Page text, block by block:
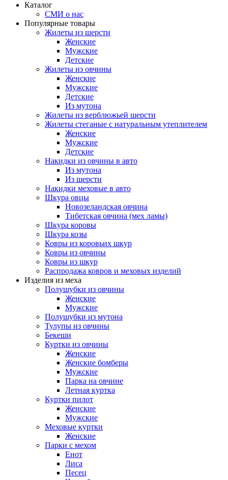
Каталог
СМИ о нас
Популярные товары
Жилеты из шерсти
Женские
Мужские
Детские
Жилеты из овчины
Женские
Мужские
Детские
Из мутона
Жилеты из верблюжьей шерсти
Жилеты стеганые с натуральным утеплителем
Женские
Мужские
Детские
Накидки из овчины в авто
Из мутона
Из шерсти
Накидки меховые в авто
Шкура овцы
Новозеландская овчина
Тибетская овчина (мех ламы)
Шкура коровы
Шкура козы
Ковры из коровьих шкур
Ковры из овчины
Ковры из шкур
Распродажа ковров и меховых изделий
Изделия из меха
Полушубки из овчины
Женские
Мужские
Полушубки из мутона
Тулупы из овчины
Бекеши
Куртки из овчины
Женские
Женские бомберы
Мужские
Парка на овчине
Летная куртка
Куртки пилот
Женские
Мужские
Меховые куртки
Женские
Парки с мехом
Енот
Лиса
Песец